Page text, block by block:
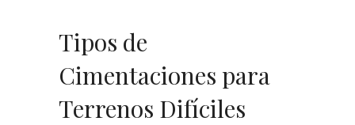
Tipos de
Cimentaciones para
Terrenos Difíciles